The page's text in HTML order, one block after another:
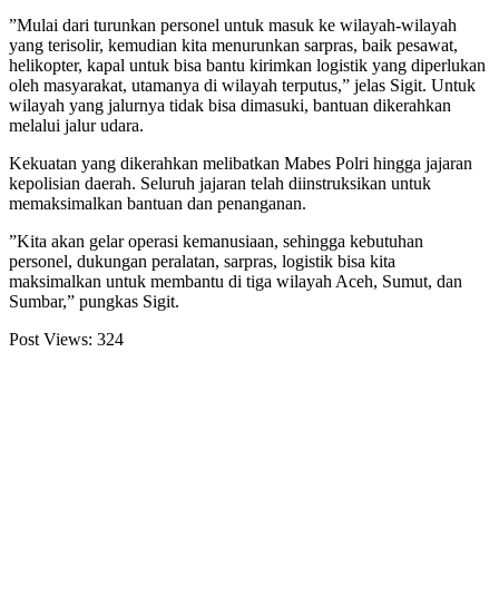
​”Mulai dari turunkan personel untuk masuk ke wilayah-wilayah
yang terisolir, kemudian kita menurunkan sarpras, baik pesawat,
helikopter, kapal untuk bisa bantu kirimkan logistik yang diperlukan
oleh masyarakat, utamanya di wilayah terputus,” jelas Sigit. Untuk
wilayah yang jalurnya tidak bisa dimasuki, bantuan dikerahkan
melalui jalur udara.
​Kekuatan yang dikerahkan melibatkan Mabes Polri hingga jajaran
kepolisian daerah. Seluruh jajaran telah diinstruksikan untuk
memaksimalkan bantuan dan penanganan.
​”Kita akan gelar operasi kemanusiaan, sehingga kebutuhan
personel, dukungan peralatan, sarpras, logistik bisa kita
maksimalkan untuk membantu di tiga wilayah Aceh, Sumut, dan
Sumbar,” pungkas Sigit.
Post Views: 324